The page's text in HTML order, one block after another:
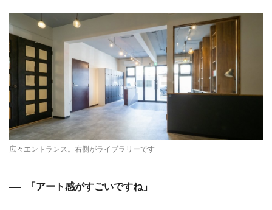
広々エントランス。右側がライブラリーです
「アート感がすごいですね」